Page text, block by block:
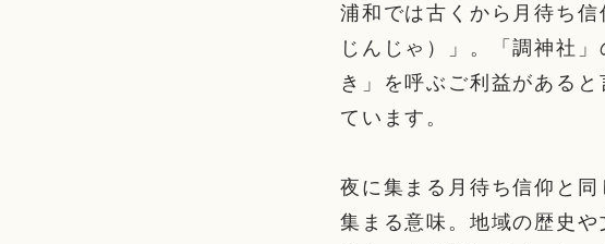
浦和では古くから月待ち
じんじゃ）」。「調神社
き」を呼ぶご利益がある
ています。
夜に集まる月待ち信仰と
集まる意味。地域の歴史